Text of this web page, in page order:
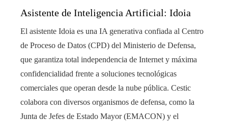
Asistente de Inteligencia Artificial: Idoia
El asistente Idoia es una IA generativa confiada al Centro
de Proceso de Datos (CPD) del Ministerio de Defensa,
que garantiza total independencia de Internet y máxima
confidencialidad frente a soluciones tecnológicas
comerciales que operan desde la nube pública. Cestic
colabora con diversos organismos de defensa, como la
Junta de Jefes de Estado Mayor (EMACON) y el